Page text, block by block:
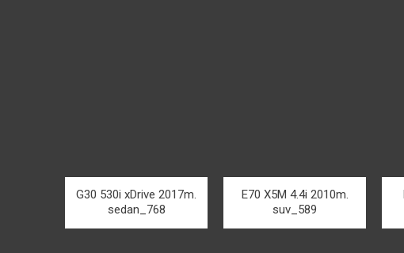
G30 530i xDrive 2017m.
sedan_768
E70 X5M 4.4i 2010m.
suv_589